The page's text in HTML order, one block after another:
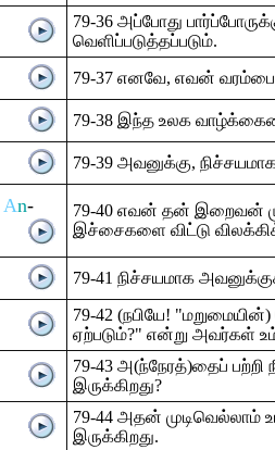
79-36 அப்போது
வெளிப்படுத்தப்படும்.
79-37 எனவே, எவன்
79-38 இந்த உலக
79-39 அவனுக்கு,
An-
79-40 எவன் தன் இறைவன்
இச்சைகளை விட்டு
79-41 நிச்சயமாக
79-42 (நபியே!
ஏற்படும்?" என்று அவர்கள்
79-43 அ(ந்நேரத்)தைப் பற்றி
இருக்கிறது?
79-44 அதன்
இருக்கிறது.